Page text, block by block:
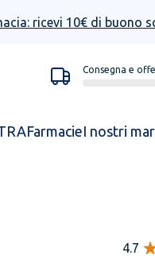
ricevi 10€ di buono
Consegna e
FarmacieI nostri
4.7